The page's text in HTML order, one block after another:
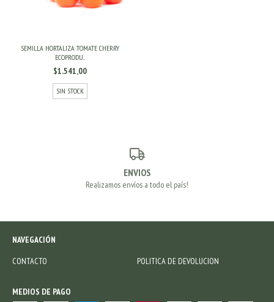
SEMILLA HORTALIZA TOMATE CHERRY
ECOPRODU...
$1.541,00
SIN STOCK
ENVIOS
Realizamos envíos a todo el país!
NAVEGACIÓN
CONTACTO
POLITICA DE DEVOLUCION
MEDIOS DE PAGO